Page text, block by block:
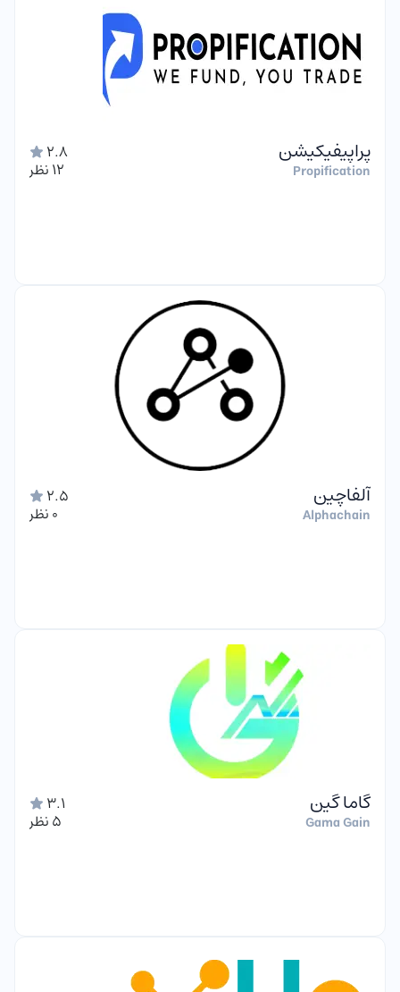
پراپیفیکیشن
Propification
2.8
12 نظر
آلفاچین
Alphachain
2.5
0 نظر
گاما گین
Gama Gain
3.1
5 نظر